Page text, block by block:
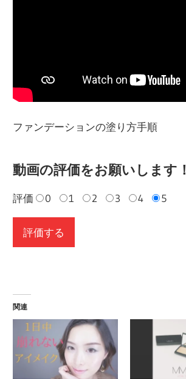
ファンデーションの塗り方手順
動画の評価をお願いします！
評価 0 1 2 3 4 5
関連